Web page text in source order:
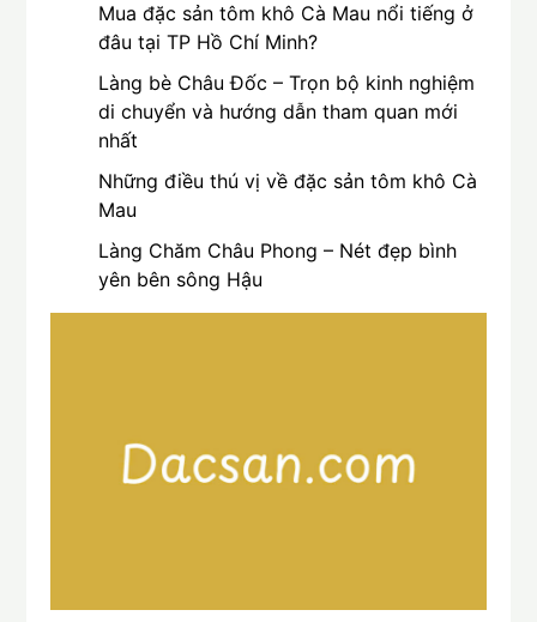
Mua đặc sản tôm khô Cà Mau nổi tiếng ở
đâu tại TP Hồ Chí Minh?
Làng bè Châu Đốc – Trọn bộ kinh nghiệm
di chuyển và hướng dẫn tham quan mới
nhất
Những điều thú vị về đặc sản tôm khô Cà
Mau
Làng Chăm Châu Phong – Nét đẹp bình
yên bên sông Hậu